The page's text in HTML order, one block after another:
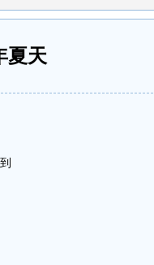
夏天